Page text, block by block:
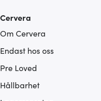
Cervera
Om Cervera
Endast hos oss
Pre Loved
Hållbarhet